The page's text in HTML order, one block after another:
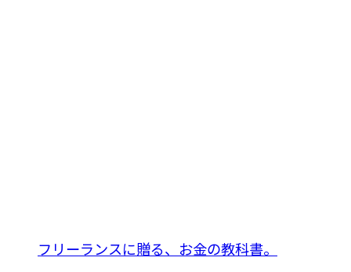
フリーランスに贈る、お金の教科書。